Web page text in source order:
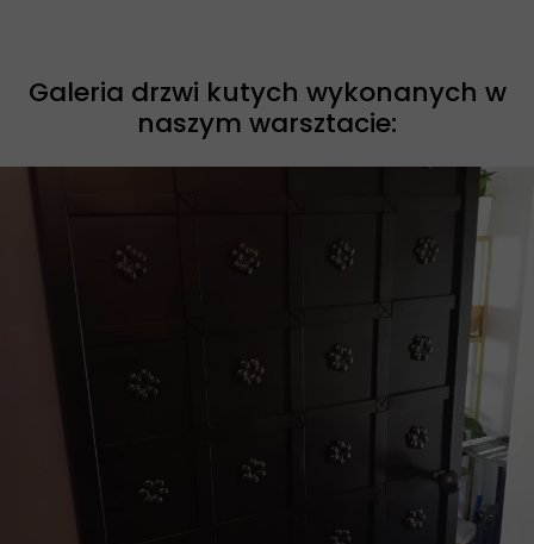
Galeria drzwi kutych wykonanych w
naszym warsztacie: